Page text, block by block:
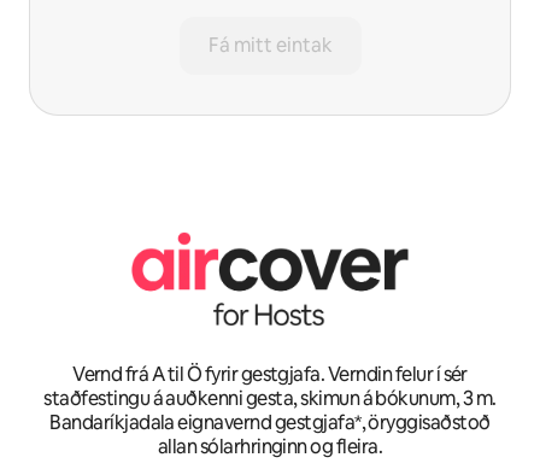
Fá mitt eintak
Vernd frá A til Ö fyrir gestgjafa. Verndin felur í sér
staðfestingu á auðkenni gesta, skimun á bókunum, 3 m.
Bandaríkjadala eignavernd gestgjafa*, öryggisaðstoð
allan sólarhringinn og fleira.